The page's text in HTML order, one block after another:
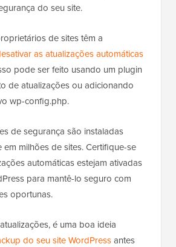
do seu site.
de sites têm a
as atualizações automáticas
pode ser feito usando um plugin
de atualizações ou adicionando
wp-config.php.
de segurança são instaladas
em milhões de sites. Certifique-se
automáticas estejam ativadas
para mantê-lo seguro com
oportunas.
é uma boa ideia
do seu site WordPressantes